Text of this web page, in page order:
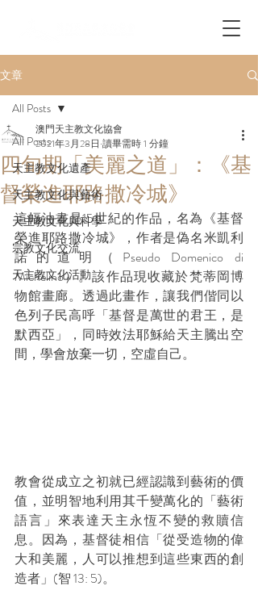
文章
All Posts
天主教文化遺產
天主教文化與藝術
天主教文化與科學
宗教文化交流
天主教文化活動
All Posts
四旬期「美麗之道」：《基
督榮進耶路撒冷城》
澳門天主教文化協會
2021年3月28日 讀畢需時 1 分鐘
這幅油畫是15世紀的作品，名為《基督
榮進耶路撒冷城》，作者是偽名米凱利
諾的道明（Pseudo Domenico di
Michelino）。該作品現收藏於梵蒂岡博
物館畫廊。透過此畫作，讓我們偕同以
色列子民高呼「基督是萬世的君王，是
默西亞」，同時效法耶穌給天主騰出空
間，學會放棄一切，空虛自己。
教會從成立之初就已經認識到藝術的價
值，並明智地利用其千變萬化的「藝術
語言」來表達天主永恆不變的救贖信
息。因為，基督徒相信「從受造物的偉
大和美麗，人可以推想到這些東西的創
造者」(智 13: 5)。